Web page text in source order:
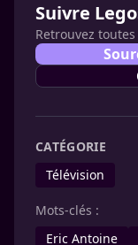
Suivre
Retrouvez
CATÉGORIE
Télévision
Mots-clés :
Eric Antoine